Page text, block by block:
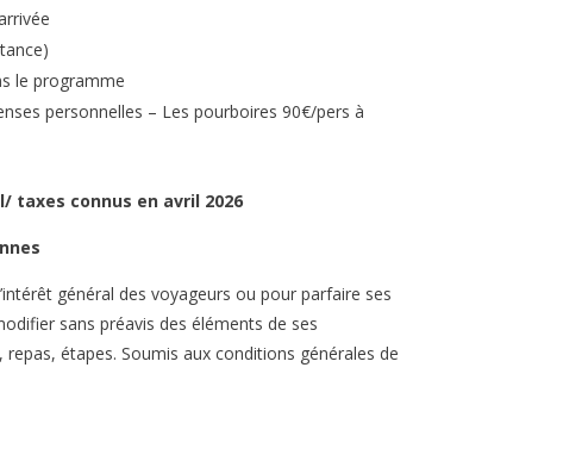
le programme
personnelles – Les pourboires 90€/pers à
taxes connus en avril 2026
général des voyageurs ou pour parfaire ses
sans préavis des éléments de ses
étapes. Soumis aux conditions générales de